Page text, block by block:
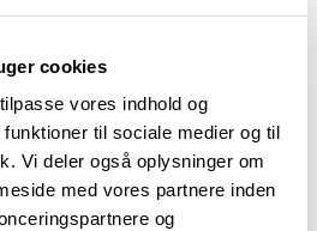
cookies
vores indhold og
til sociale medier og til
Vi deler også oplysninger om
med vores partnere inden
og